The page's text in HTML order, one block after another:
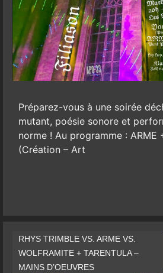
Préparez-vous à une soirée
mutant, poésie sonore et
norme ! Au programme : ARME
(Création – Art
RHYS TRIMBLE VS. ARME VS.
WOLFRAMITE + TARENTULA –
MAINS D’OEUVRES